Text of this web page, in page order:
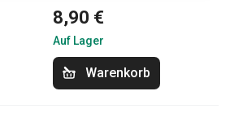
8,90 €
Auf Lager
Warenkorb